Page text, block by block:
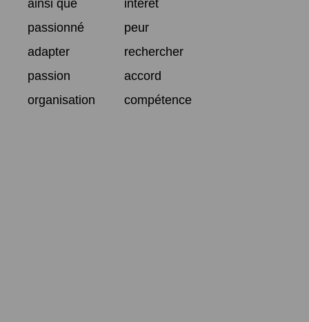
ainsi que
intérêt
passionné
peur
adapter
rechercher
passion
accord
organisation
compétence